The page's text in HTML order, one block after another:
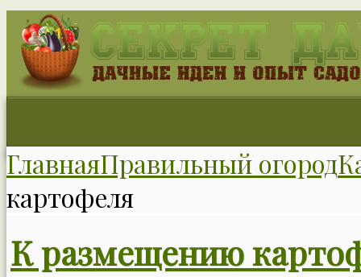
ГлавнаяПравильный огород
картофеля
К размещению